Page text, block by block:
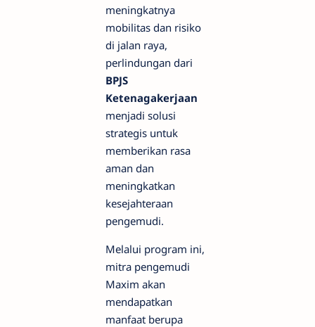
meningkatnya
mobilitas dan risiko
di jalan raya,
perlindungan dari
BPJS
Ketenagakerjaan
menjadi solusi
strategis untuk
memberikan rasa
aman dan
meningkatkan
kesejahteraan
pengemudi.
Melalui program ini,
mitra pengemudi
Maxim akan
mendapatkan
manfaat berupa